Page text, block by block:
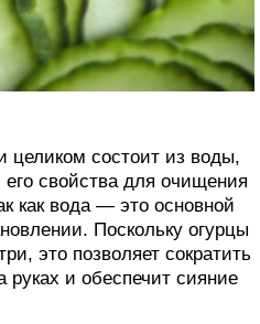
целиком состоит из воды,
его свойства для очищения
как вода — это основной
Поскольку огурцы
это позволяет сократить
руках и обеспечит сияние